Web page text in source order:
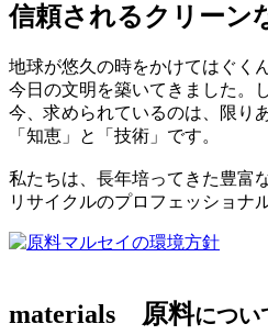
信頼されるクリーン
地球が悠久の時をかけてはぐく
今日の文明を築いてきました。
今、求められているのは、限り
「知恵」と「技術」です。
私たちは、長年培ってきた豊富
リサイクルのプロフェッショナ
マルセイの環境方針
materials 原料につい